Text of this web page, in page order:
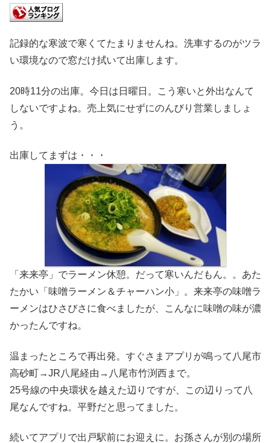
記録的な寒波で寒くてたまりませんね。洗車するのがツラ
い環境なので窓だけ拭いて出庫します。
20時11分の出庫。今日は日曜日。こう寒いと外出なんて
しないですよね。売上気にせずにのんびり営業しましょ
う。
出庫してまずは・・・
「来来亭」でラーメン休憩。だって寒いんだもん。。あた
たかい「味噌ラーメン＆チャーハン小」。来来亭の味噌ラ
ーメンはひさびさに食べましたが、こんなに味噌の味が濃
かったんですね。
温まったところで再出発。すぐさまアプリが鳴って八尾市
高砂町→JR八尾経由→八尾市竹渕西まで。
25号線の中央環状を越えた辺りですが、この辺りって八
尾なんですね。平野だと思ってました。
続いてアプリで出戸駅前にお迎えに。お孫さんが別の場所